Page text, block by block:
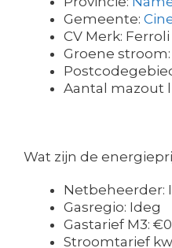
Gemeente:
CV Merk: Ferroli
Groene stroom:
Aantal mazout
Wat zijn de
Netbeheerder:
Gasregio: Ideg
Gastarief M3:
Stroomtarief